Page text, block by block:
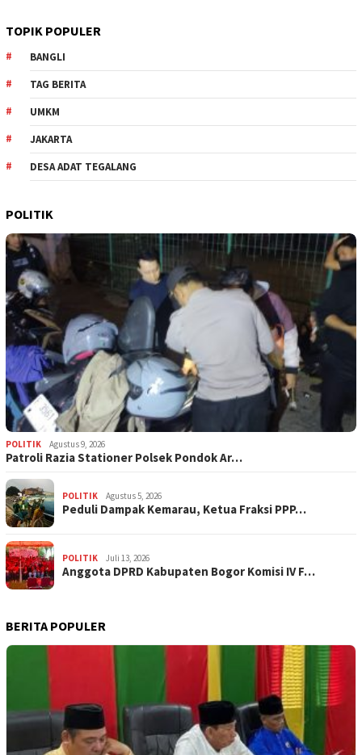
TOPIK POPULER
BANGLI
TAG BERITA
UMKM
JAKARTA
DESA ADAT TEGALANG
POLITIK
POLITIK Agustus 9, 2026
Patroli Razia Stationer Polsek Pondok Ar…
POLITIK Agustus 5, 2026
‎Peduli Dampak Kemarau, Ketua Fraksi PPP…
POLITIK Juli 13, 2026
Anggota DPRD Kabupaten Bogor Komisi IV F…
BERITA POPULER